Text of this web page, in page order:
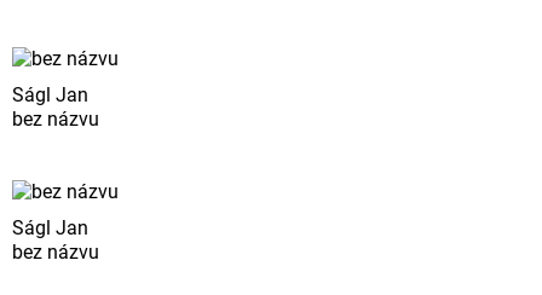
Ságl Jan
bez názvu
Ságl Jan
bez názvu